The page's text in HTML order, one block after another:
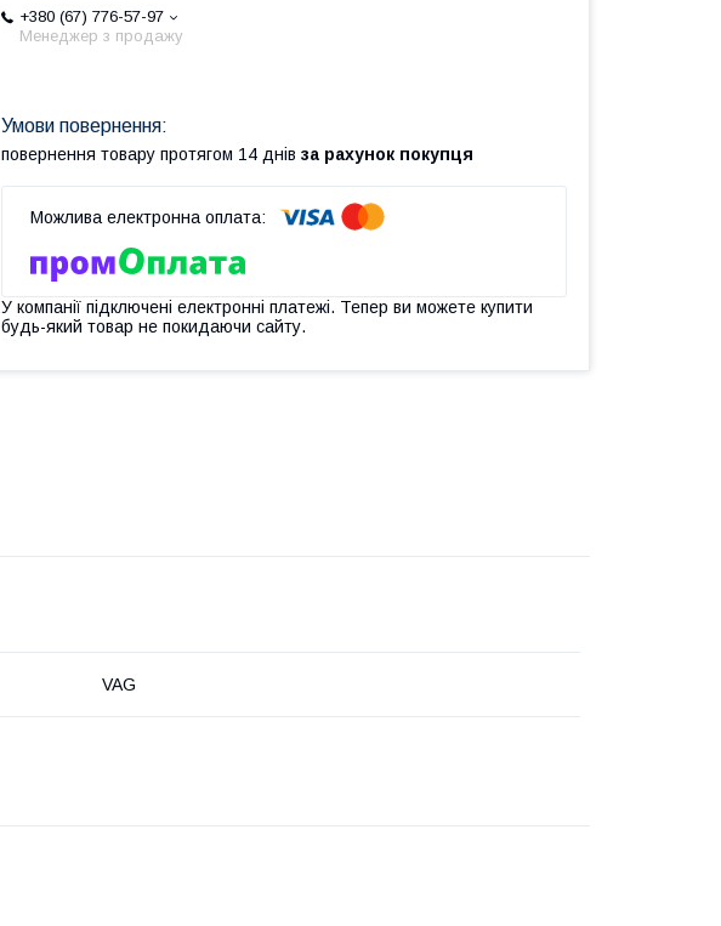
+380 (67) 776-57-97
Менеджер з продажу
повернення товару протягом 14 днів за рахунок покупця
У компанії підключені електронні платежі. Тепер ви можете купити
будь-який товар не покидаючи сайту.
VAG